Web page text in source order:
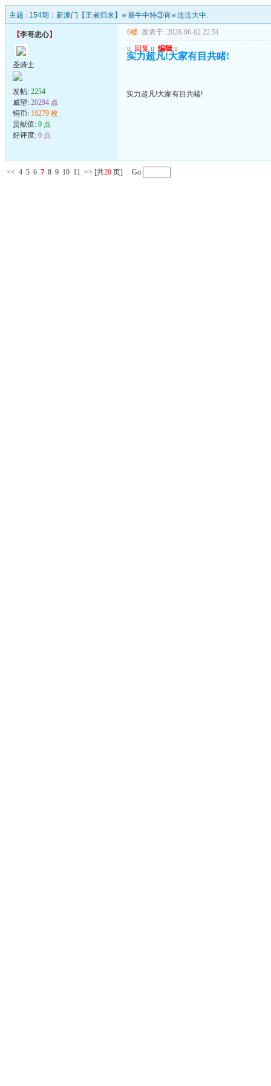
主题 : 154期：新澳门【王者归来】≌最牛中特③肖≌连连大中.
【李哥忠心】
圣骑士
发帖: 2254
威望: 20294 点
铜币: 10279 枚
贡献值: 0 点
好评度: 0 点
6楼 发表于: 2026-06-02 22:51
u 回复 u 编辑 u
实力超凡!大家有目共睹!
实力超凡!大家有目共睹!
<< 4 5 6 7 8 9 10 11 >> [共20 页] Go